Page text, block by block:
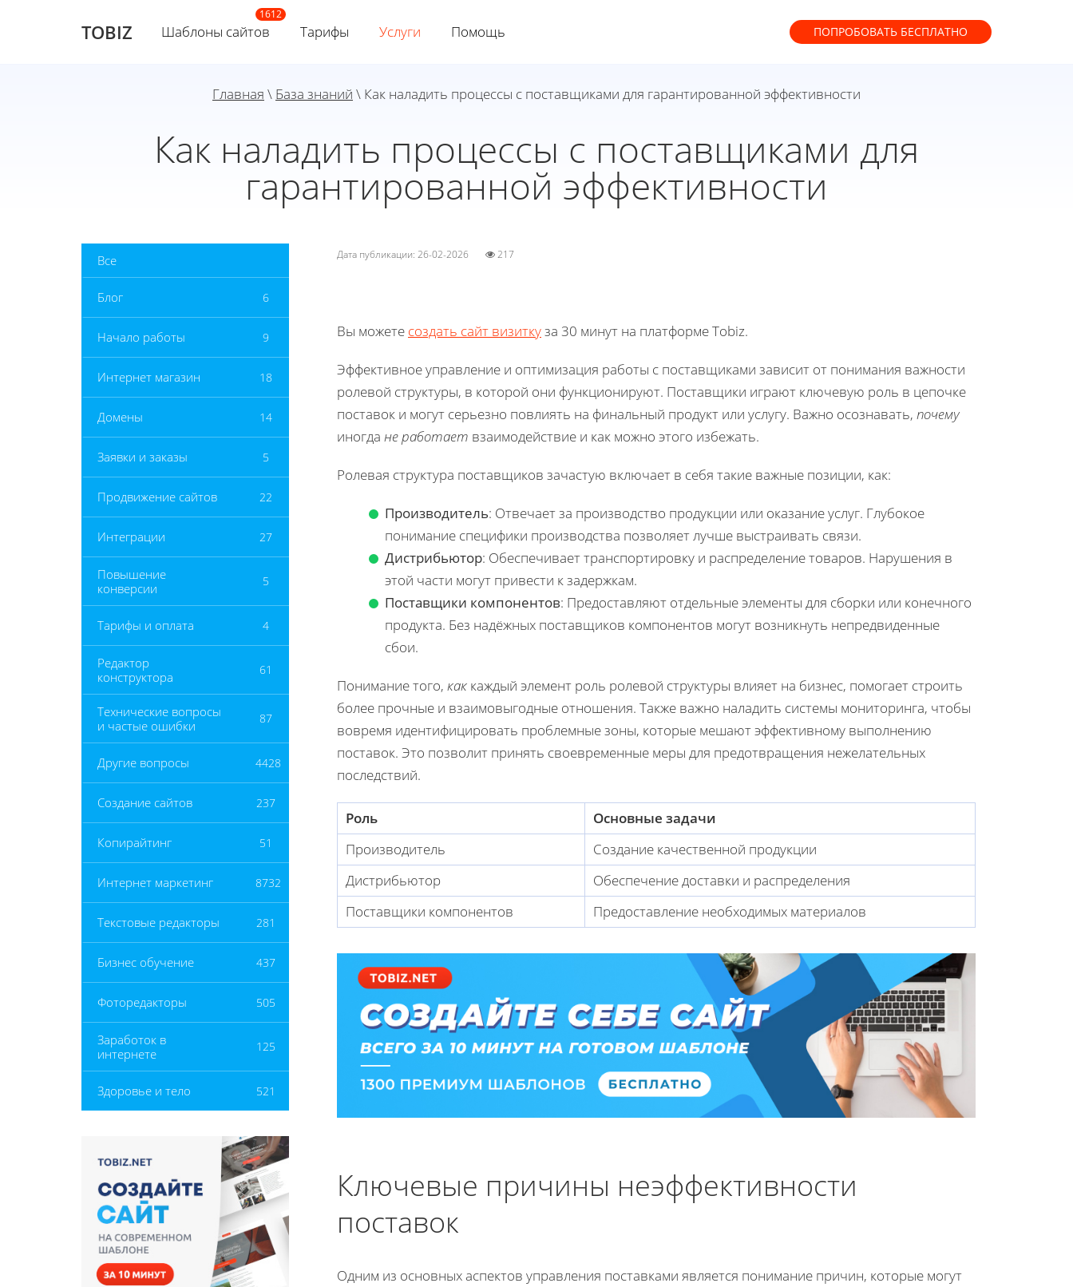
TOBIZ Шаблоны сайтов Тарифы Услуги Помощь ПОПРОБОВАТЬ БЕСПЛАТНО
Главная \ База знаний \ Как наладить процессы с поставщиками для гарантированной эффективности
Как наладить процессы с поставщиками для
гарантированной эффективности
Все
Блог 6
Начало работы 9
Интернет магазин 18
Домены 14
Заявки и заказы 5
Продвижение сайтов 22
Интеграции 27
Повышение
конверсии
5
Тарифы и оплата 4
Редактор
конструктора
61
Технические вопросы
и частые ошибки
87
Другие вопросы 4428
Создание сайтов 237
Копирайтинг 51
Интернет маркетинг 8732
Текстовые редакторы 281
Бизнес обучение 437
Фоторедакторы 505
Заработок в
интернете
125
Здоровье и тело 521
Дата публикации: 26-02-2026 217
Вы можете создать сайт визиткуза 30 минут на платформе Tobiz.
Эффективное управление и оптимизация работы с поставщиками зависит от понимания важности
ролевой структуры, в которой они функционируют. Поставщики играют ключевую роль в цепочке
поставок и могут серьезно повлиять на финальный продукт или услугу. Важно осознавать, почему
иногда не работает взаимодействие и как можно этого избежать.
Ролевая структура поставщиков зачастую включает в себя такие важные позиции, как:
Производитель: Отвечает за производство продукции или оказание услуг. Глубокое
понимание специфики производства позволяет лучше выстраивать связи.
Дистрибьютор: Обеспечивает транспортировку и распределение товаров. Нарушения в
этой части могут привести к задержкам.
Поставщики компонентов: Предоставляют отдельные элементы для сборки или конечного
продукта. Без надёжных поставщиков компонентов могут возникнуть непредвиденные
сбои.
Понимание того, как каждый элемент роль ролевой структуры влияет на бизнес, помогает строить
более прочные и взаимовыгодные отношения. Также важно наладить системы мониторинга, чтобы
вовремя идентифицировать проблемные зоны, которые мешают эффективному выполнению
поставок. Это позволит принять своевременные меры для предотвращения нежелательных
последствий.
Роль
Основные задачи
Производитель
Создание качественной продукции
Дистрибьютор
Обеспечение доставки и распределения
Поставщики компонентов
Предоставление необходимых материалов
Ключевые причины неэффективности
поставок
Одним из основных аспектов управления поставками является понимание причин, которые могут